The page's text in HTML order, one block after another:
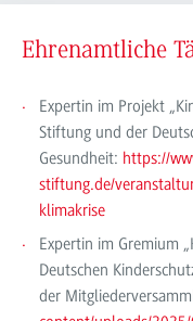
Ehrenamtliche
Expertin im Projekt
Stiftung und der
Gesundheit: https://
stiftung.de/
klimakrise
Expertin im Gremium
Deutschen
der